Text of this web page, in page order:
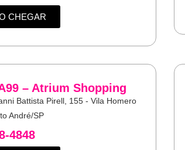
CHEGAR
– Atrium Shopping
Battista Pirell, 155 - Vila Homero
André/SP
4848